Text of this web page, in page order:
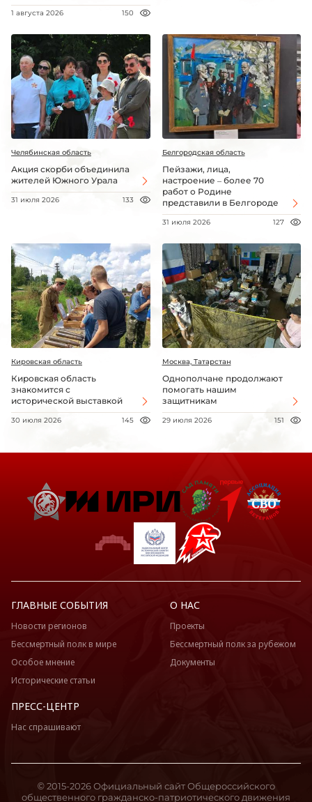
1 августа 2026 150
Челябинская область
Акция скорби объединила
жителей Южного Урала
31 июля 2026 133
Белгородская область
Пейзажи, лица,
настроение – более 70
работ о Родине
представили в Белгороде
31 июля 2026 127
Кировская область
Кировская область
знакомится с
исторической выставкой
30 июля 2026 145
Москва, Татарстан
Однополчане продолжают
помогать нашим
защитникам
29 июля 2026 151
ГЛАВНЫЕ СОБЫТИЯ
Новости регионов
Бессмертный полк в мире
Особое мнение
Исторические статьи
О НАС
Проекты
Бессмертный полк за рубежом
Документы
ПРЕСС-ЦЕНТР
Нас спрашивают
© 2015-2026 Официальный сайт Общероссийского
общественного гражданско-патриотического движения